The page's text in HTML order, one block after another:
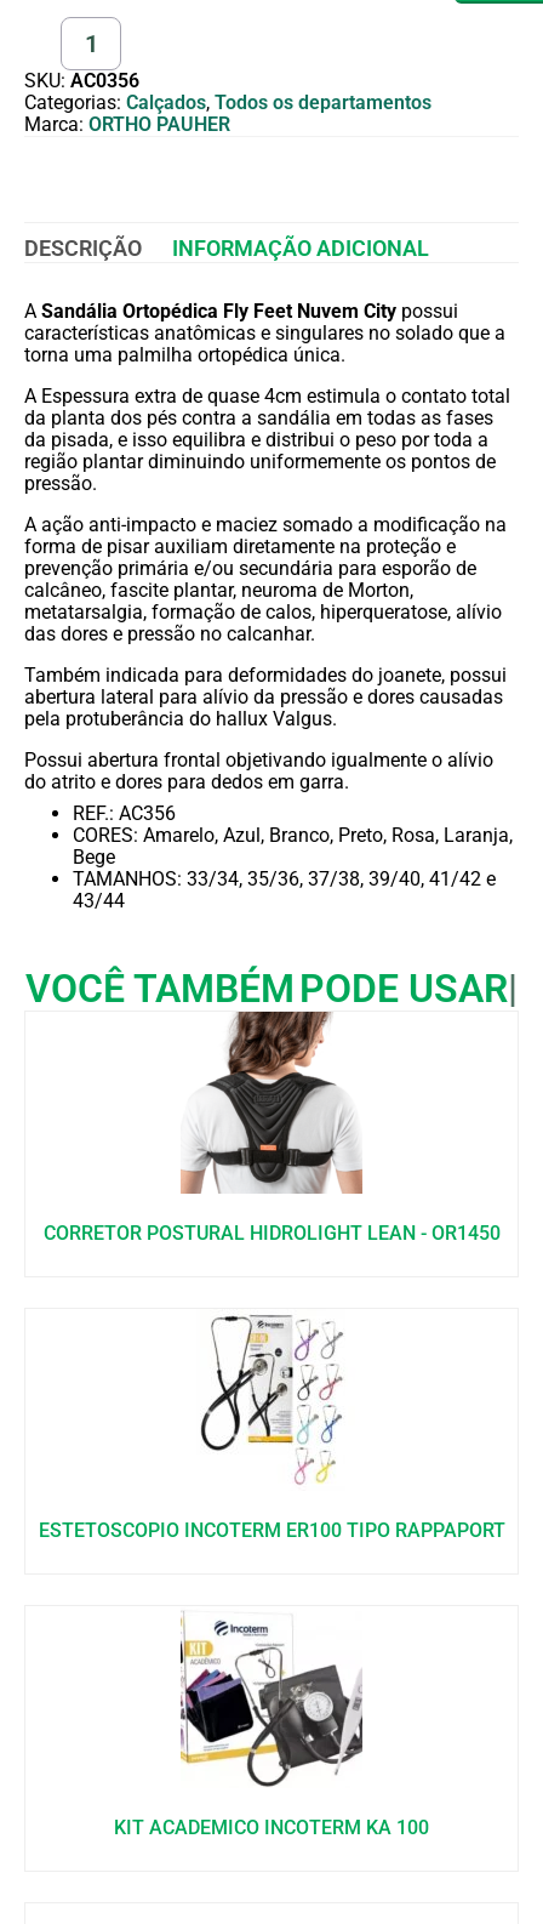
SKU: AC0356
Categorias: Calçados, Todos os departamentos
Marca: ORTHO PAUHER
DESCRIÇÃO INFORMAÇÃO ADICIONAL
A Sandália Ortopédica Fly Feet Nuvem City possui
características anatômicas e singulares no solado que a
torna uma palmilha ortopédica única.
A Espessura extra de quase 4cm estimula o contato total
da planta dos pés contra a sandália em todas as fases
da pisada, e isso equilibra e distribui o peso por toda a
região plantar diminuindo uniformemente os pontos de
pressão.
A ação anti-impacto e maciez somado a modificação na
forma de pisar auxiliam diretamente na proteção e
prevenção primária e/ou secundária para esporão de
calcâneo, fascite plantar, neuroma de Morton,
metatarsalgia, formação de calos, hiperqueratose, alívio
das dores e pressão no calcanhar.
Também indicada para deformidades do joanete, possui
abertura lateral para alívio da pressão e dores causadas
pela protuberância do hallux Valgus.
Possui abertura frontal objetivando igualmente o alívio
do atrito e dores para dedos em garra.
REF.: AC356
CORES: Amarelo, Azul, Branco, Preto, Rosa, Laranja,
Bege
TAMANHOS: 33/34, 35/36, 37/38, 39/40, 41/42 e
43/44
VOCÊ TAMBÉM PODE USAR
CORRETOR POSTURAL HIDROLIGHT LEAN - OR1450
ESTETOSCOPIO INCOTERM ER100 TIPO RAPPAPORT
KIT ACADEMICO INCOTERM KA 100